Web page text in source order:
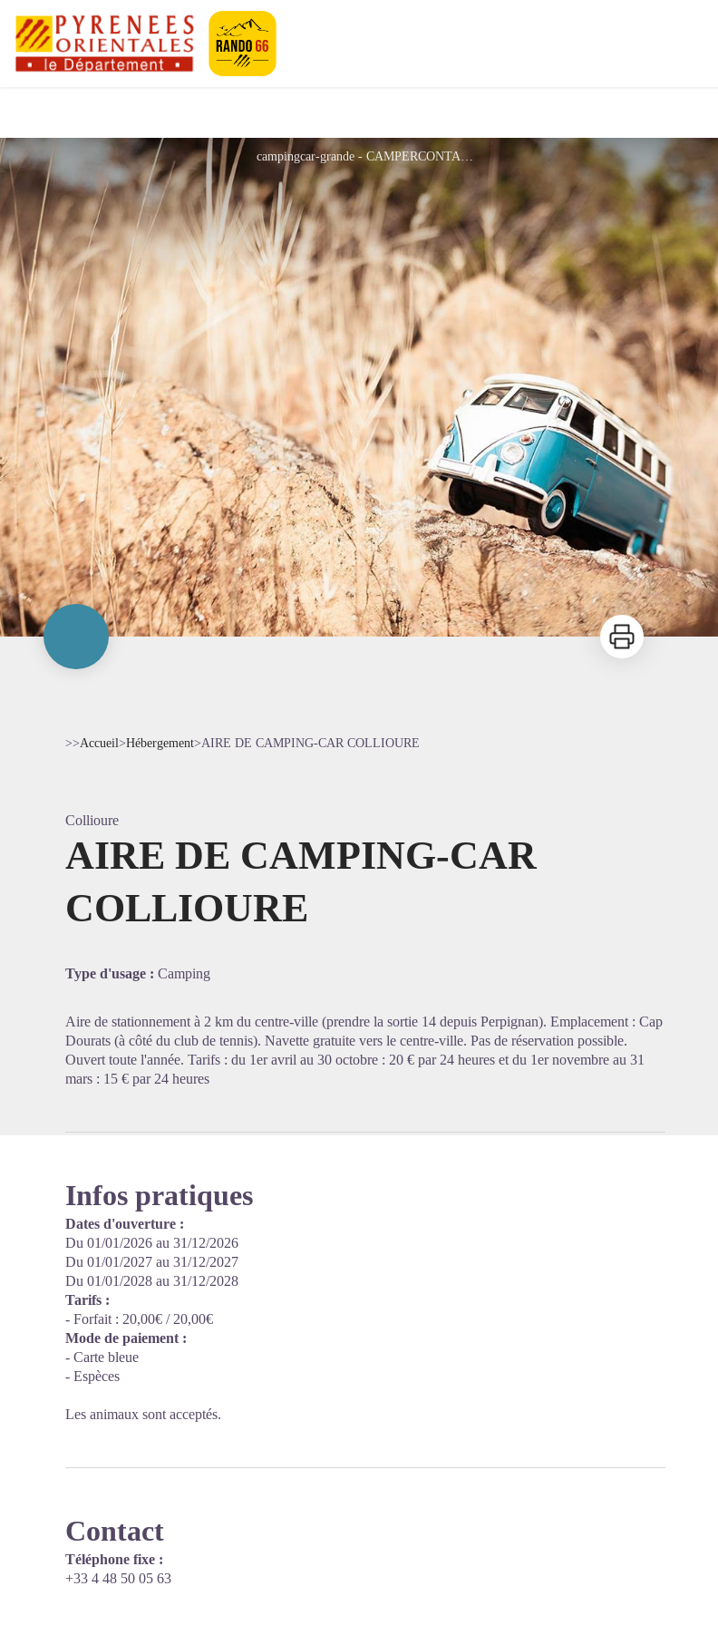
campingcar-grande - CAMPERCONTACT
Imprimer
>>Accueil>Hébergement>AIRE DE CAMPING-CAR COLLIOURE
Collioure
AIRE DE CAMPING-CAR
COLLIOURE
Type d'usage : Camping
Aire de stationnement à 2 km du centre-ville (prendre la sortie 14 depuis Perpignan). Emplacement : Cap
Dourats (à côté du club de tennis). Navette gratuite vers le centre-ville. Pas de réservation possible.
Ouvert toute l'année. Tarifs : du 1er avril au 30 octobre : 20 € par 24 heures et du 1er novembre au 31
mars : 15 € par 24 heures
Infos pratiques
Dates d'ouverture :
Du 01/01/2026 au 31/12/2026
Du 01/01/2027 au 31/12/2027
Du 01/01/2028 au 31/12/2028
Tarifs :
- Forfait : 20,00€ / 20,00€
Mode de paiement :
- Carte bleue
- Espèces
Les animaux sont acceptés.
Contact
Téléphone fixe :
+33 4 48 50 05 63